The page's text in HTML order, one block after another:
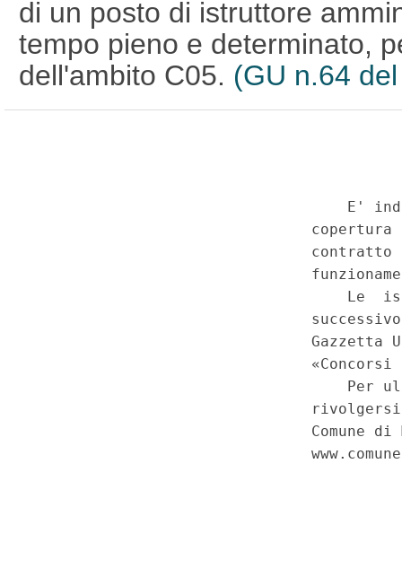
di un posto di istruttore
tempo pieno e determinato,
dell'ambito C05. (GU n.64